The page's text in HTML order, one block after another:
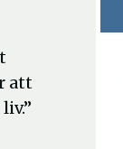
att